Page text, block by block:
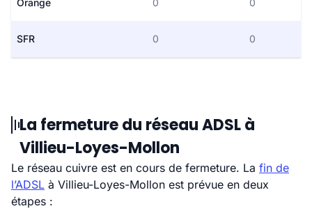
Orange 0 0
SFR 0 0
La fermeture du réseau ADSL à
Villieu-Loyes-Mollon
Le réseau cuivre est en cours de fermeture. La fin de
l’ADSL à Villieu-Loyes-Mollon est prévue en deux
étapes :